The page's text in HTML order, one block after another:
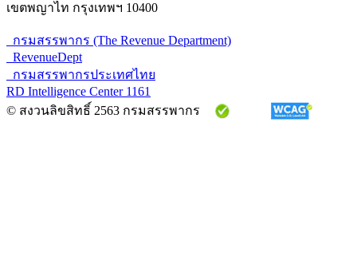
เขตพญาไท กรุงเทพฯ 10400
กรมสรรพากร (The Revenue Department)
RevenueDept
กรมสรรพากรประเทศไทย
RD Intelligence Center 1161
© สงวนลิขสิทธิ์ 2563 กรมสรรพากร